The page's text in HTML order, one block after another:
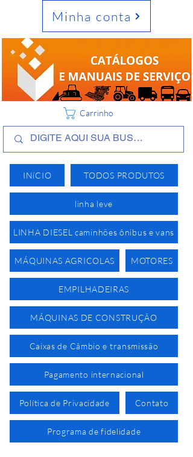
INíCIO TODOS PRODUTOS
linha leve
LINHA DIESEL caminhões ônibus e vans
MÁQUINAS AGRICOLAS MOTORES
EMPILHADEIRAS
MÁQUINAS DE CONSTRUÇÃO
Caixas de Câmbio e transmissão
Pagamento internacional
Política de Privacidade Contato
Programa de fidelidade
Minha conta
Carrinho